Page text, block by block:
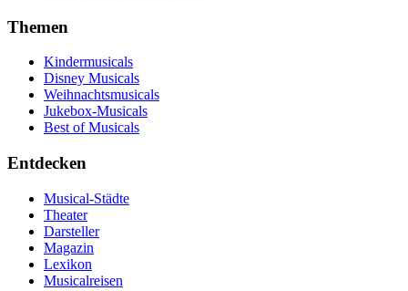
Themen
Kindermusicals
Disney Musicals
Weihnachtsmusicals
Jukebox-Musicals
Best of Musicals
Entdecken
Musical-Städte
Theater
Darsteller
Magazin
Lexikon
Musicalreisen